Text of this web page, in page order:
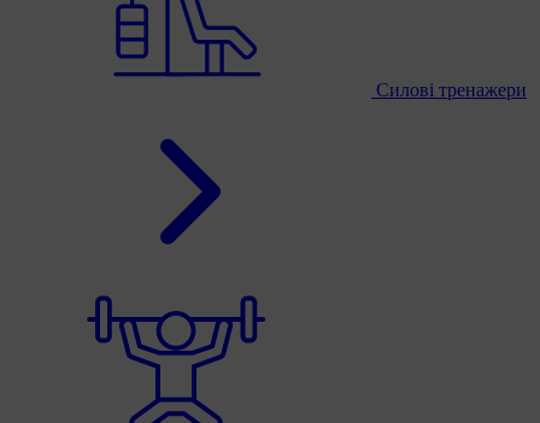
Силові тренажери